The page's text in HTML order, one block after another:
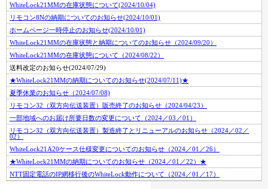
WhiteLock21MMの在庫状態について(2024/10/04)
リモコン8Nの納期についてのお知らせ(2024/10/01)
ホームページ一時停止のお知らせ(2024/10/01)
WhiteLock21MMの在庫状態と納期についてのお知らせ（2024/09/20）
WhiteLock21MMの在庫状態について（2024/08/22）
送料改定のお知らせ(2024/07/29)
★WhiteLock21MMの納期についてのお知らせ(2024/07/11)★
夏季休業のお知らせ（2024/07/08)
リモコン32（双方向伝送装置）販売終了のお知らせ（2024/04/23）
一部地域へのお届け所要日数の変更について（2024／03／01）
リモコン32（双方向伝送装置）製造終了とリニューアルのお知らせ（2024／02／
02）
WhiteLock21A20ケース仕様変更についてのお知らせ（2024／01／26）
★WhiteLock21MMの納期についてのお知らせ（2024／01／22）★
NTT固定電話のIP網移行後のWhiteLock動作について（2024／01／17）